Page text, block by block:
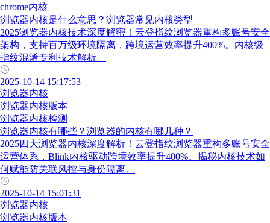
chrome内核
浏览器内核是什么意思？浏览器常见内核类型
2025浏览器内核技术深度解密！云登指纹浏览器重构多账号安全
架构，支持百万级环境隔离，跨境运营效率提升400%。内核级
指纹混淆专利技术解析。
2025-10-14 15:17:53
浏览器内核
浏览器内核版本
浏览器内核检测
浏览器内核有哪些？浏览器的内核有哪几种？
2025四大浏览器内核深度解析！云登指纹浏览器重构多账号安全
运营体系，Blink内核驱动跨境效率提升400%。揭秘内核技术如
何赋能防关联风控与身份隔离。
2025-10-14 15:01:31
浏览器内核
浏览器内核版本